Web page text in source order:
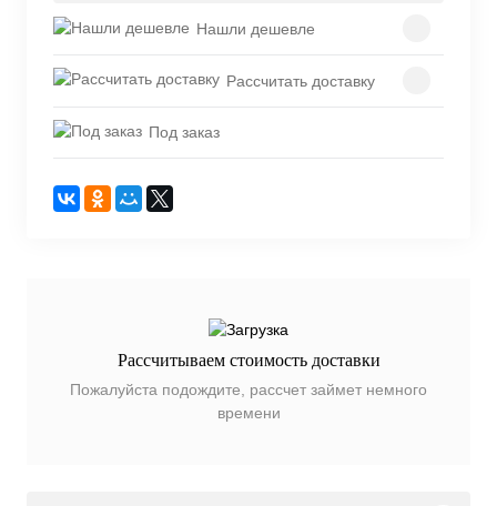
Нашли дешевле
Рассчитать доставку
Под заказ
Рассчитываем стоимость доставки
Пожалуйста подождите, рассчет займет немного
времени